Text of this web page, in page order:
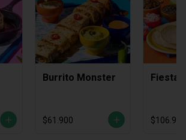
Burrito Monster
$61.900
Fiesta
$106.900